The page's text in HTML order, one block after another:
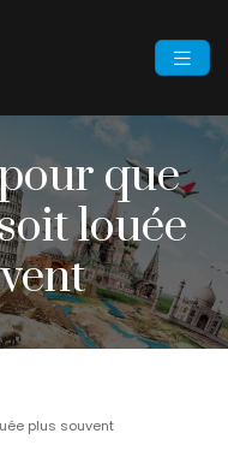
que
louée
plus souvent